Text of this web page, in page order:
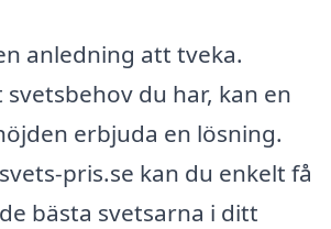
anledning att tveka.
du har, kan en
erbjuda en lösning.
pris.se kan du enkelt få
bästa svetsarna i ditt